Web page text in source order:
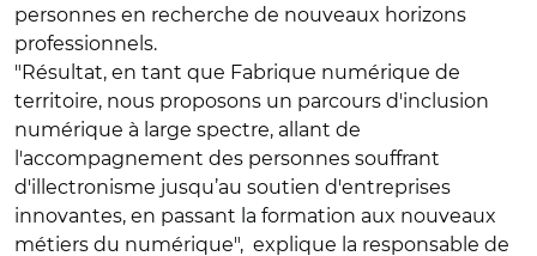
personnes en recherche de nouveaux horizons
professionnels.
"Résultat, en tant que Fabrique numérique de
territoire, nous proposons un parcours d'inclusion
numérique à large spectre, allant de
l'accompagnement des personnes souffrant
d'illectronisme jusqu’au soutien d'entreprises
innovantes, en passant la formation aux nouveaux
métiers du numérique", explique la responsable de